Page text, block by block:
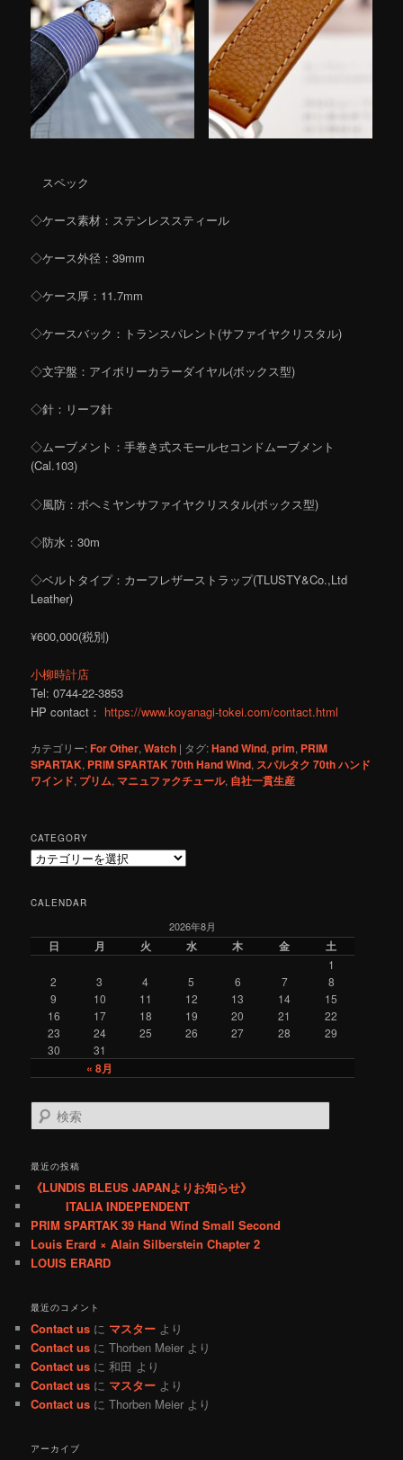
スペック
◇ケース素材：ステンレススティール
◇ケース外径：39mm
◇ケース厚：11.7mm
◇ケースバック：トランスパレント(サファイヤクリスタル)
◇文字盤：アイボリーカラーダイヤル(ボックス型)
◇針：リーフ針
◇ムーブメント：手巻き式スモールセコンドムーブメント
(Cal.103)
◇風防：ボヘミヤンサファイヤクリスタル(ボックス型)
◇防水：30m
◇ベルトタイプ：カーフレザーストラップ(TLUSTY&Co.,Ltd
Leather)
¥600,000(税別)
小柳時計店
Tel: 0744-22-3853
HP contact： https://www.koyanagi-tokei.com/contact.html
カテゴリー:For Other,Watch | タグ:Hand Wind,prim, PRIM
SPARTAK, PRIM SPARTAK 70th Hand Wind, スパルタク 70th ハンド
ワインド, プリム, マニュファクチュール, 自社一貫生産
CATEGORY
C
e
r
CALENDAR
2026年8月
日 月 火 水 木 金 土
« 8月
1
2
3 4 5 6 7
8
9
10 11 12 13 14
15
16
17 18 19 20 21
22
23
24 25 26 27 28
29
30
31
検
索
最近の投稿
《LUNDIS BLEUS JAPANよりお知らせ》
ITALIA INDEPENDENT
PRIM SPARTAK 39 Hand Wind Small Second
Louis Erard × Alain Silberstein Chapter 2
LOUIS ERARD
最近のコメント
Contact us に マスター より
Contact us にThorben Meier より
Contact us に和田 より
Contact us に マスター より
Contact us にThorben Meier より
アーカイブ